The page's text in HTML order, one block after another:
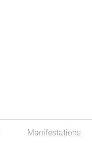
Manifestations